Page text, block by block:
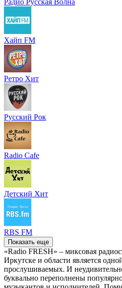
Хайп FM
Ретро Хит
Русский Рок
Radio Cafe
Детский Хит
RBS FM
Показать еще
«Radio FRESH» – миксовая
Иркутске и области является
прослушиваемых. И
буквально переполнены